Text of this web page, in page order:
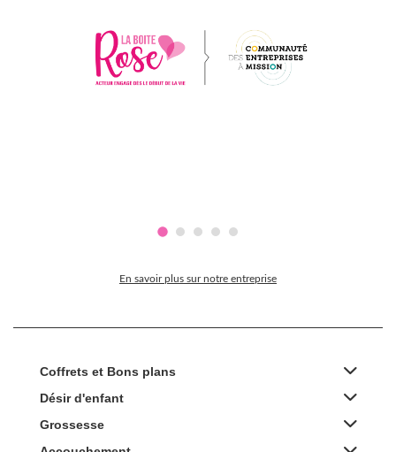
En savoir plus sur notre entreprise
Coffrets et Bons plans
Désir d'enfant
Grossesse